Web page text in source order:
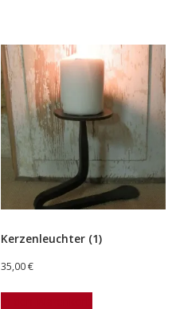
Kerzenleuchter (1)
35,00€